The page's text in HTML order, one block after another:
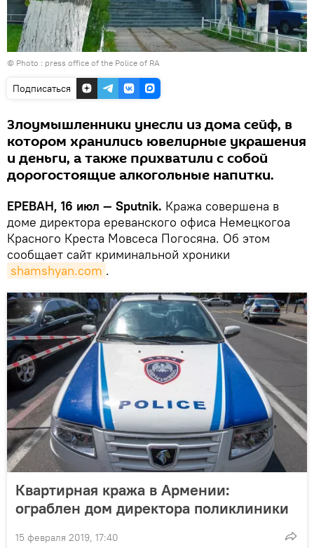
© Photo : press office of the Police of RA
Подписаться
Злоумышленники унесли из дома сейф, в
котором хранились ювелирные украшения
и деньги, а также прихватили с собой
дорогостоящие алкогольные напитки.
ЕРЕВАН, 16 июл — Sputnik. Кража совершена в
доме директора ереванского офиса Немецкогоа
Красного Креста Мовсеса Погосяна. Об этом
сообщает сайт криминальной хроники
shamshyan.com .
Квартирная кража в Армении:
ограблен дом директора поликлиники
15 февраля 2019, 17:40